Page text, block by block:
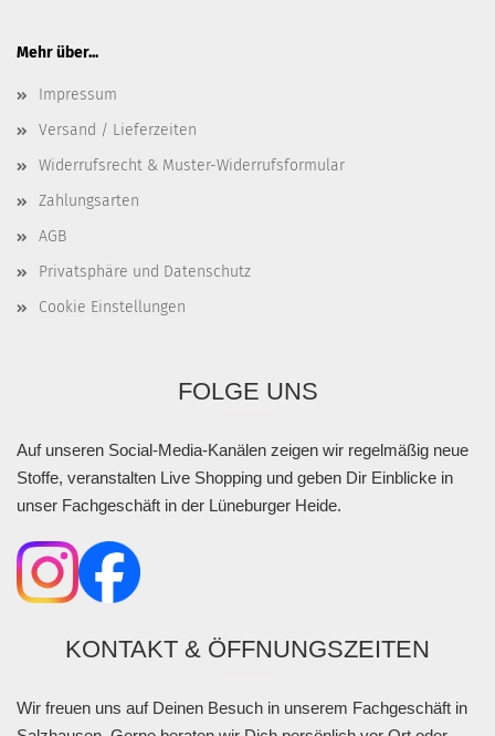
Mehr über...
Impressum
Versand / Lieferzeiten
Widerrufsrecht & Muster-Widerrufsformular
Zahlungsarten
AGB
Privatsphäre und Datenschutz
Cookie Einstellungen
FOLGE UNS
Auf unseren Social-Media-Kanälen zeigen wir regelmäßig neue
Stoffe, veranstalten Live Shopping und geben Dir Einblicke in
unser Fachgeschäft in der Lüneburger Heide.
KONTAKT & ÖFFNUNGSZEITEN
Wir freuen uns auf Deinen Besuch in unserem Fachgeschäft in